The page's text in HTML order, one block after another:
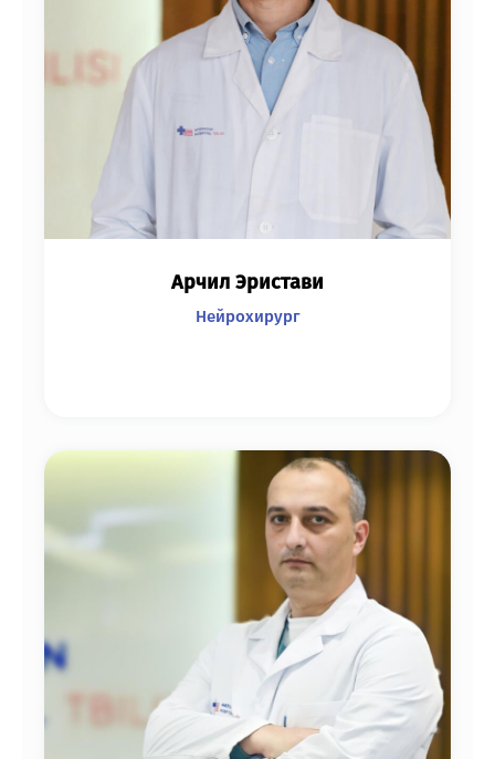
Арчил Эристави
Нейрохирург